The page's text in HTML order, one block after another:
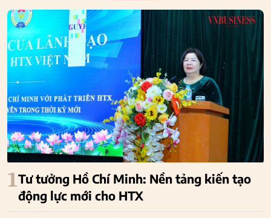
1Tư tưởng Hồ Chí Minh: Nền tảng kiến tạo
động lực mới cho HTX